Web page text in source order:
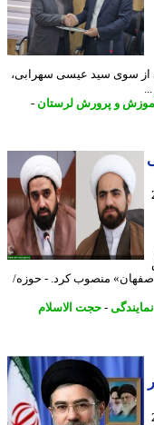
سید عیسی سهرابی،
و پرورش لرستان-
منصوب کرد. - حوزه/
-حجت الاسلام